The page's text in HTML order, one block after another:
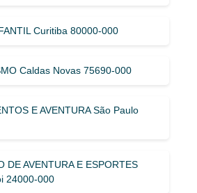
Curitiba 80000-000
Caldas Novas 75690-000
E AVENTURA São Paulo
DE AVENTURA E ESPORTES
24000-000